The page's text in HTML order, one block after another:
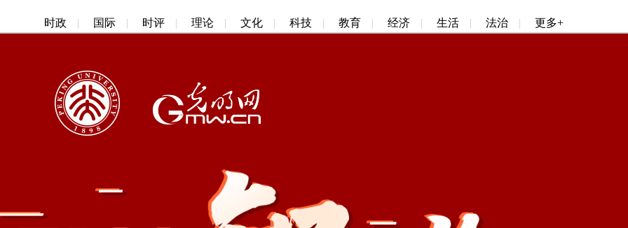
时政 | 国际 | 时评 | 理论 | 文化 | 科技 | 教育 | 经济 | 生活 | 法治 | 更多+